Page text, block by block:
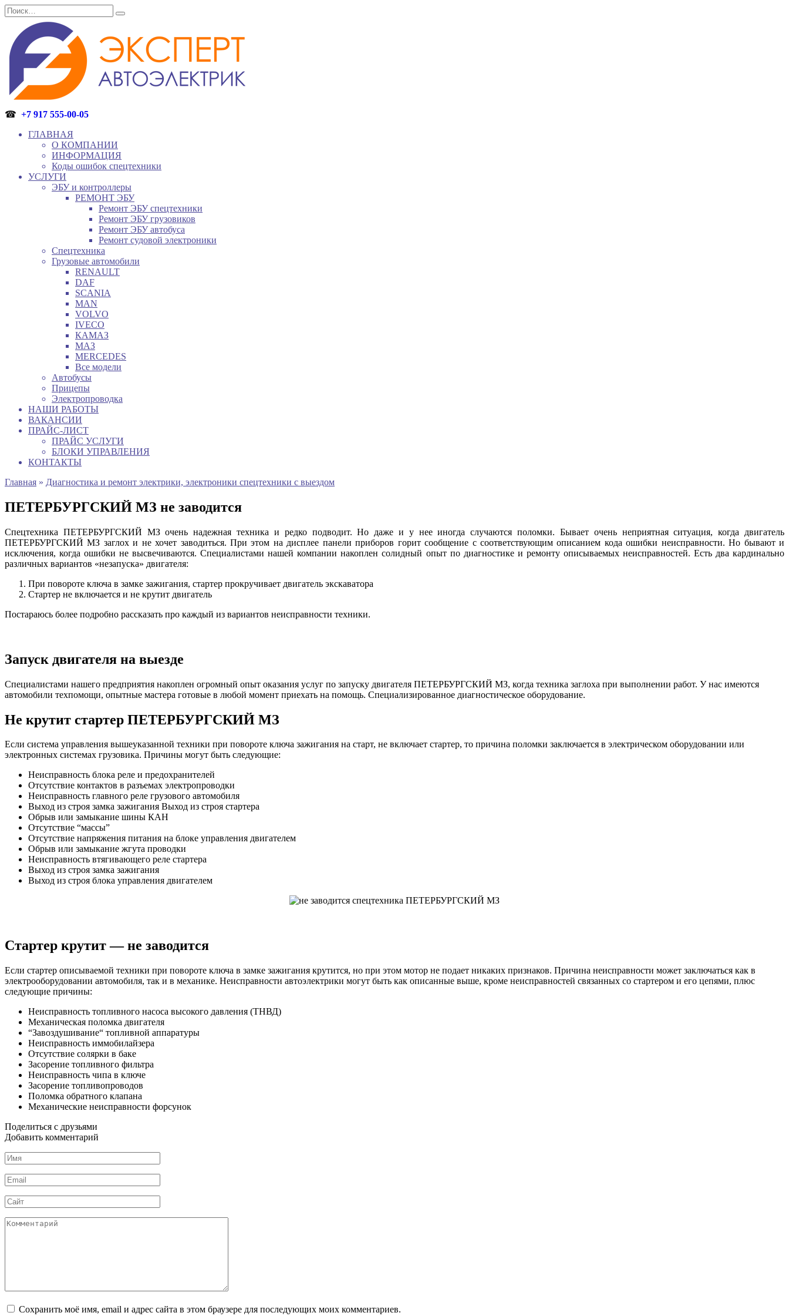
Перейти
к
содержанию
Search
for:
☎ +7 917 555-00-05
ГЛАВНАЯ
О КОМПАНИИ
ИНФОРМАЦИЯ
Коды ошибок спецтехники
УСЛУГИ
ЭБУ и контроллеры
РЕМОНТ ЭБУ
Ремонт ЭБУ спецтехники
Ремонт ЭБУ грузовиков
Ремонт ЭБУ автобуса
Ремонт судовой электроники
Спецтехника
Грузовые автомобили
RENAULT
DAF
SCANIA
MAN
VOLVO
IVECO
КАМАЗ
МАЗ
MERCEDES
Все модели
Автобусы
Прицепы
Электропроводка
НАШИ РАБОТЫ
ВАКАНСИИ
ПРАЙС-ЛИСТ
ПРАЙС УСЛУГИ
БЛОКИ УПРАВЛЕНИЯ
КОНТАКТЫ
Главная » Диагностика и ремонт электрики, электроники спецтехники с выездом
ПЕТЕРБУРГСКИЙ МЗ не заводится
Спецтехника ПЕТЕРБУРГСКИЙ МЗ очень надежная техника и редко подводит. Но даже и у нее иногда случаются поломки. Бывает очень неприятная ситуация, когда двигатель
ПЕТЕРБУРГСКИЙ МЗ заглох и не хочет заводиться. При этом на дисплее панели приборов горит сообщение с соответствующим описанием кода ошибки неисправности. Но бывают и
исключения, когда ошибки не высвечиваются. Специалистами нашей компании накоплен солидный опыт по диагностике и ремонту описываемых неисправностей. Есть два кардинально
различных вариантов «незапуска» двигателя:
При повороте ключа в замке зажигания, стартер прокручивает двигатель экскаватора
Стартер не включается и не крутит двигатель
Постараюсь более подробно рассказать про каждый из вариантов неисправности техники.
Запуск двигателя на выезде
Специалистами нашего предприятия накоплен огромный опыт оказания услуг по запуску двигателя ПЕТЕРБУРГСКИЙ МЗ, когда техника заглоха при выполнении работ. У нас имеются
автомобили техпомощи, опытные мастера готовые в любой момент приехать на помощь. Специализированное диагностическое оборудование.
Не крутит стартер ПЕТЕРБУРГСКИЙ МЗ
Если система управления вышеуказанной техники при повороте ключа зажигания на старт, не включает стартер, то причина поломки заключается в электрическом оборудовании или
электронных системах грузовика. Причины могут быть следующие:
Неисправность блока реле и предохранителей
Отсутствие контактов в разъемах электропроводки
Неисправность главного реле грузового автомобиля
Выход из строя замка зажигания Выход из строя стартера
Обрыв или замыкание шины КАН
Отсутствие “массы”
Отсутствие напряжения питания на блоке управления двигателем
Обрыв или замыкание жгута проводки
Неисправность втягивающего реле стартера
Выход из строя замка зажигания
Выход из строя блока управления двигателем
Стартер крутит — не заводится
Если стартер описываемой техники при повороте ключа в замке зажигания крутится, но при этом мотор не подает никаких признаков. Причина неисправности может заключаться как в
электрооборудовании автомобиля, так и в механике. Неисправности автоэлектрики могут быть как описанные выше, кроме неисправностей связанных со стартером и его цепями, плюс
следующие причины:
Неисправность топливного насоса высокого давления (ТНВД)
Механическая поломка двигателя
“Завоздушивание“ топливной аппаратуры
Неисправность иммобилайзера
Отсутствие солярки в баке
Засорение топливного фильтра
Неисправность чипа в ключе
Засорение топливопроводов
Поломка обратного клапана
Механические неисправности форсунок
Поделиться с друзьями
Добавить комментарий
Имя
*
Email
*
Сайт
Комментарий
Сохранить моё имя, email и адрес сайта в этом браузере для последующих моих комментариев.